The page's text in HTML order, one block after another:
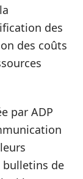
des
des coûts
par ADP
bulletins de